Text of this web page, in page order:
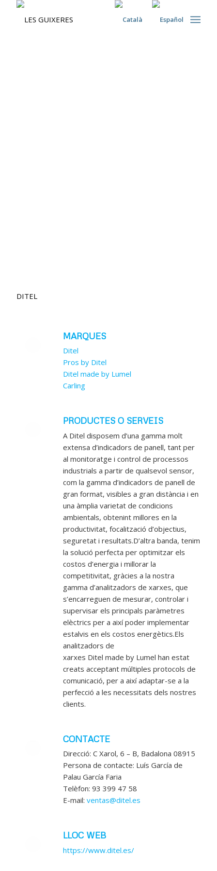
DITEL
MARQUES
Ditel
Pros by Ditel
Ditel made by Lumel
Carling
PRODUCTES O SERVEIS
A Ditel disposem d’una gamma molt
extensa d’indicadors de panell, tant per
al monitoratge i control de processos
industrials a partir de qualsevol sensor,
com la gamma d’indicadors de panell de
gran format, visibles a gran distància i en
una àmplia varietat de condicions
ambientals, obtenint millores en la
productivitat, focalització d’objectius,
seguretat i resultats.D’altra banda, tenim
la solució perfecta per optimitzar els
costos d’energia i millorar la
competitivitat, gràcies a la nostra
gamma d’analitzadors de xarxes, que
s’encarreguen de mesurar, controlar i
supervisar els principals paràmetres
elèctrics per a així poder implementar
estalvis en els costos energètics.Els
analitzadors de
xarxes Ditel made by Lumel han estat
creats acceptant múltiples protocols de
comunicació, per a així adaptar-se a la
perfecció a les necessitats dels nostres
clients.
CONTACTE
Direcció: C Xarol, 6 – B, Badalona 08915
Persona de contacte: Luís García de
Palau García Faria
Telèfon: 93 399 47 58
E-mail: ventas@ditel.es
LLOC WEB
https://www.ditel.es/